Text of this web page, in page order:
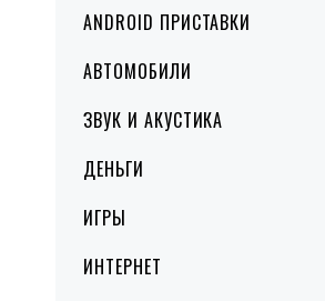
Primary
Menu
ANDROID ПРИСТАВКИ
АВТОМОБИЛИ
ЗВУК И АКУСТИКА
ДЕНЬГИ
ИГРЫ
ИНТЕРНЕТ